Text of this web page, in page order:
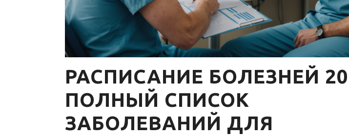
РАСПИСАНИЕ БОЛЕЗНЕЙ
ПОЛНЫЙ СПИСОК
ЗАБОЛЕВАНИЙ ДЛЯ